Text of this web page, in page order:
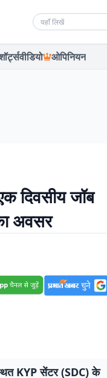
Search news
वीडियो ओपिनियन
दिवसीय जॉब
अवसर
KYP सेंटर (SDC) के